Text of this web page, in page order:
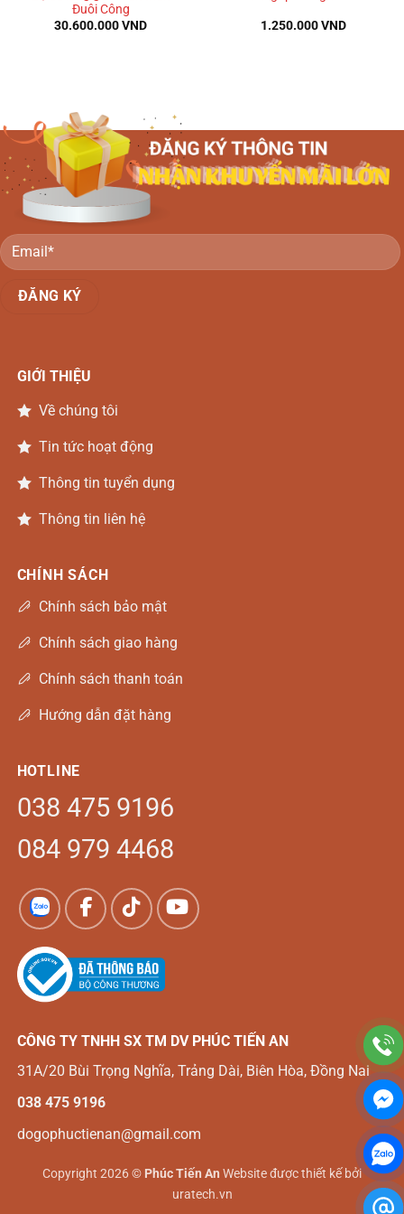
Đuôi Công
30.600.000VND 1.250.000VND
GIỚI THIỆU
Về chúng tôi
Tin tức hoạt động
Thông tin tuyển dụng
Thông tin liên hệ
CHÍNH SÁCH
Chính sách bảo mật
Chính sách giao hàng
Chính sách thanh toán
Hướng dẫn đặt hàng
HOTLINE
038 475 9196
084 979 4468
CÔNG TY TNHH SX TM DV PHÚC TIẾN AN
31A/20 Bùi Trọng Nghĩa, Trảng Dài, Biên Hòa, Đồng Nai
038 475 9196
dogophuctienan@gmail.com
Copyright 2026 © Phúc Tiến An Website được thiết kế bởi
uratech.vn